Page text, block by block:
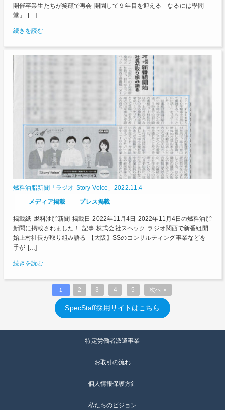
開催卒業生たちが笑顔で再会 開園して９年目を迎える「なるには學問
堂」 […]
続きを読む
燃料油脂新聞「ラジオ Story Voice」2022.11.4
メディア掲載
プレス掲載
掲載紙 燃料油脂新聞 掲載日 2022年11月4日 2022年11月4日の燃料油脂
新聞に掲載されました！ 記事 株式会社スペック ラジオ関西で新番組開
始上村社長が取り組み語る 【大阪】SSのコンサルティング事業などを
手が […]
続きを読む
1 2 3 4 5 次へ »
SpecStaff採用サイトはこちら
特定労働者派遣事業
お取引の流れ
個人情報保護方針
私たちのビジョン